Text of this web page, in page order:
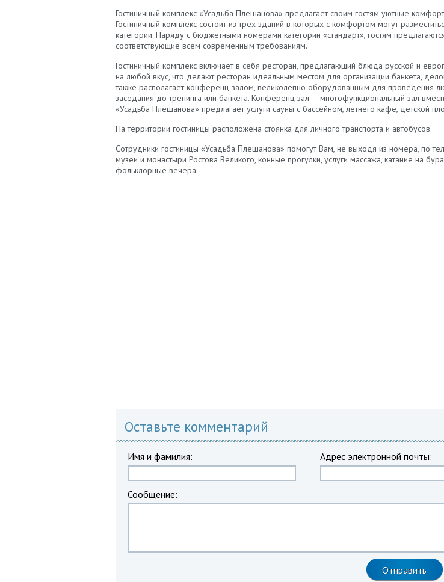
Гостиничный комплекс «Усадьба Плешанова» предлагает своим гостям уютные
Гостиничный комплекс состоит из трех зданий в которых с комфортом могут
категории. Наряду с бюджетными номерами категории «стандарт», гостям
соответствующие всем современным требованиям.
Гостиничный комплекс включает в себя ресторан, предлагающий блюда русской и
на любой вкус, что делают ресторан идеальным местом для организации банкета,
также располагает конференц залом, великолепно оборудованным для проведения
заседания до тренинга или банкета. Конференц зал — многофункциональный зал
«Усадьба Плешанова» предлагает услуги сауны с бассейном, летнего кафе, детской
На территории гостиницы расположена стоянка для личного транспорта и автобусов.
Сотрудники гостиницы «Усадьба Плешанова» помогут Вам, не выходя из номера, по
музеи и монастыри Ростова Великого, конные прогулки, услуги массажа, катание на
фольклорные вечера.
Оставьте комментарий
Имя и фамилия: Адрес электронной почты:
Сообщение: